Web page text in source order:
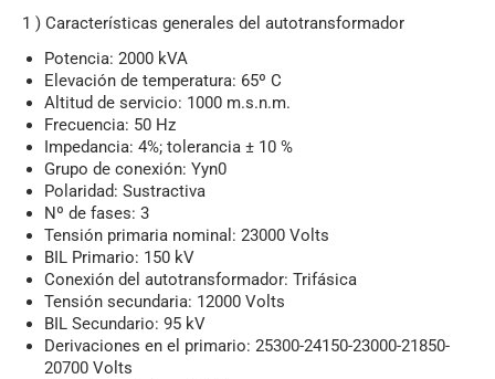
1 ) Características generales del autotransformador
Potencia: 2000 kVA
Elevación de temperatura: 65º C
Altitud de servicio: 1000 m.s.n.m.
Frecuencia: 50 Hz
Impedancia: 4%; tolerancia ± 10 %
Grupo de conexión: Yyn0
Polaridad: Sustractiva
Nº de fases: 3
Tensión primaria nominal: 23000 Volts
BIL Primario: 150 kV
Conexión del autotransformador: Trifásica
Tensión secundaria: 12000 Volts
BIL Secundario: 95 kV
Derivaciones en el primario: 25300-24150-23000-21850-
20700 Volts